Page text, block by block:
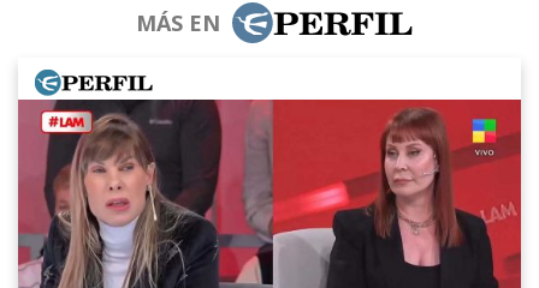
MÁS EN